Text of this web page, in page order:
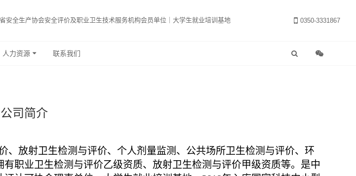
全生产协会安全评价及职业卫生技术服务机构会员单位｜大学生就业培训基地 0350-3331867
人力资源 联系我们
公司简介
、放射卫生检测与评价、个人剂量监测、公共场所卫生检测与评价、环
职业卫生检测与评价乙级资质、放射卫生检测与评价甲级资质等。是中